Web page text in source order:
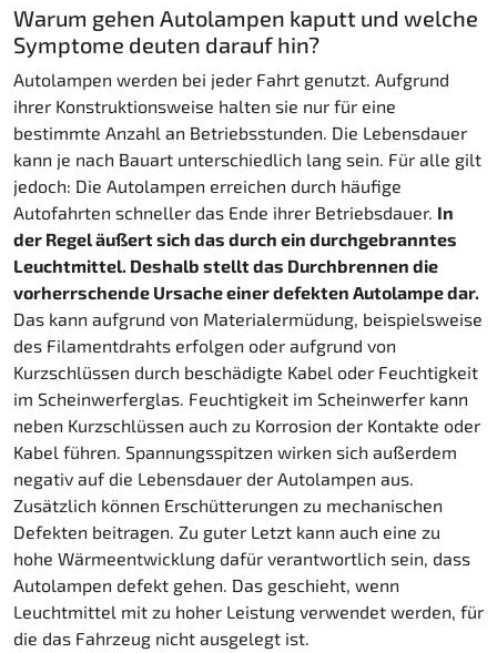
Warum gehen Autolampen kaputt und welche
Symptome deuten darauf hin?
Autolampen werden bei jeder Fahrt genutzt. Aufgrund
ihrer Konstruktionsweise halten sie nur für eine
bestimmte Anzahl an Betriebsstunden. Die Lebensdauer
kann je nach Bauart unterschiedlich lang sein. Für alle gilt
jedoch: Die Autolampen erreichen durch häufige
Autofahrten schneller das Ende ihrer Betriebsdauer. In
der Regel äußert sich das durch ein durchgebranntes
Leuchtmittel. Deshalb stellt das Durchbrennen die
vorherrschende Ursache einer defekten Autolampe dar.
Das kann aufgrund von Materialermüdung, beispielsweise
des Filamentdrahts erfolgen oder aufgrund von
Kurzschlüssen durch beschädigte Kabel oder Feuchtigkeit
im Scheinwerferglas. Feuchtigkeit im Scheinwerfer kann
neben Kurzschlüssen auch zu Korrosion der Kontakte oder
Kabel führen. Spannungsspitzen wirken sich außerdem
negativ auf die Lebensdauer der Autolampen aus.
Zusätzlich können Erschütterungen zu mechanischen
Defekten beitragen. Zu guter Letzt kann auch eine zu
hohe Wärmeentwicklung dafür verantwortlich sein, dass
Autolampen defekt gehen. Das geschieht, wenn
Leuchtmittel mit zu hoher Leistung verwendet werden, für
die das Fahrzeug nicht ausgelegt ist.